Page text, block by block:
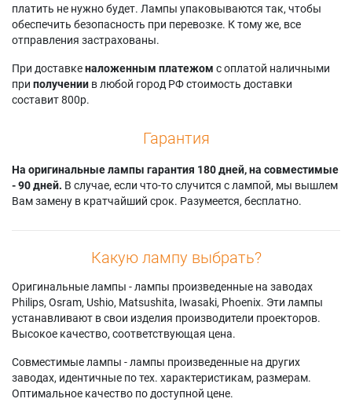
платить не нужно будет. Лампы упаковываются так, чтобы
обеспечить безопасность при перевозке. К тому же, все
отправления застрахованы.
При доставкеналоженным платежом с оплатой наличными
при получении в любой город РФ стоимость доставки
составит 800р.
Гарантия
На оригинальные лампы гарантия 180 дней, на совместимые
- 90 дней. В случае, если что-то случится с лампой, мы вышлем
Вам замену в кратчайший срок. Разумеется, бесплатно.
Какую лампу выбрать?
Оригинальные лампы - лампы произведенные на заводах
Philips, Osram, Ushio, Matsushita, Iwasaki, Phoenix. Эти лампы
устанавливают в свои изделия производители проекторов.
Высокое качество, соответствующая цена.
Совместимые лампы - лампы произведенные на других
заводах, идентичные по тех. характеристикам, размерам.
Оптимальное качество по доступной цене.